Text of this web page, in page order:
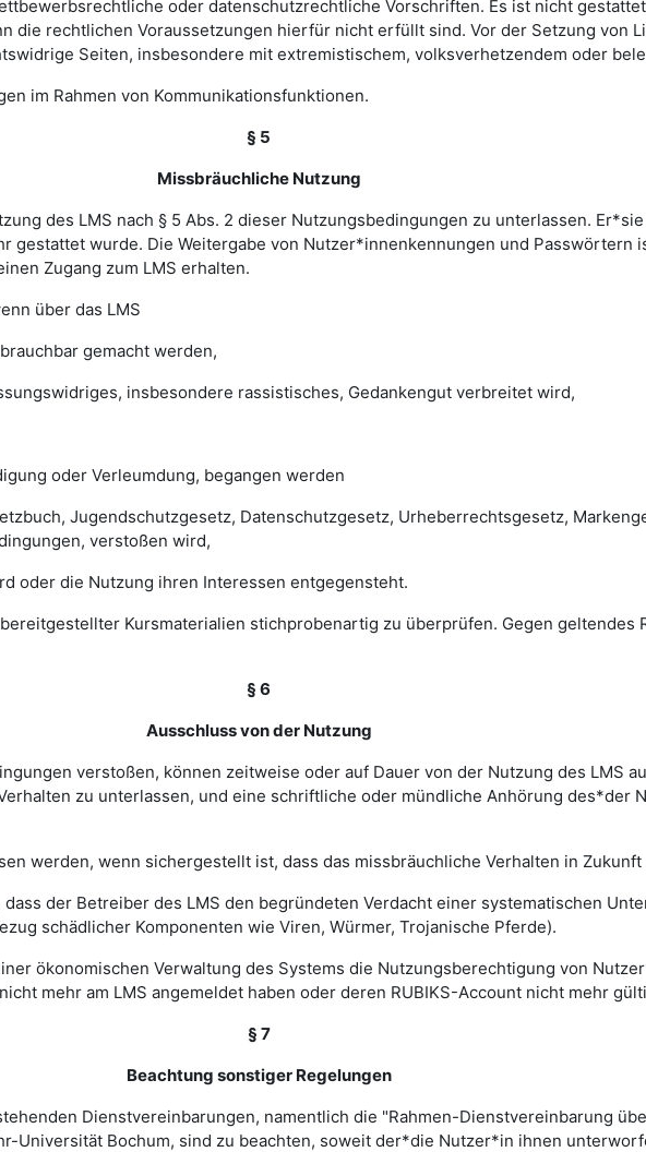
oder datenschutzrechtliche Vorschriften. Es ist nicht
die rechtlichen Voraussetzungen hierfür nicht erfüllt sind. Vor der Setzung von
Seiten, insbesondere mit extremistischem, volksverhetzendem oder
im Rahmen von Kommunikationsfunktionen.
§ 5
Missbräuchliche Nutzung
des LMS nach § 5 Abs. 2 dieser Nutzungsbedingungen zu unterlassen.
gestattet wurde. Die Weitergabe von Nutzer*innenkennungen und Passwörtern
Zugang zum LMS erhalten.
über das LMS
gemacht werden,
insbesondere rassistisches, Gedankengut verbreitet wird,
oder Verleumdung, begangen werden
Jugendschutzgesetz, Datenschutzgesetz, Urheberrechtsgesetz,
verstoßen wird,
oder die Nutzung ihren Interessen entgegensteht.
Kursmaterialien stichprobenartig zu überprüfen. Gegen geltendes
§ 6
Ausschluss von der Nutzung
verstoßen, können zeitweise oder auf Dauer von der Nutzung des LMS
zu unterlassen, und eine schriftliche oder mündliche Anhörung des*der
werden, wenn sichergestellt ist, dass das missbräuchliche Verhalten in
der Betreiber des LMS den begründeten Verdacht einer systematischen
schädlicher Komponenten wie Viren, Würmer, Trojanische Pferde).
ökonomischen Verwaltung des Systems die Nutzungsberechtigung von
mehr am LMS angemeldet haben oder deren RUBIKS-Account nicht mehr
§ 7
Beachtung sonstiger Regelungen
Dienstvereinbarungen, namentlich die "Rahmen-Dienstvereinbarung
Universität Bochum, sind zu beachten, soweit der*die Nutzer*in ihnen